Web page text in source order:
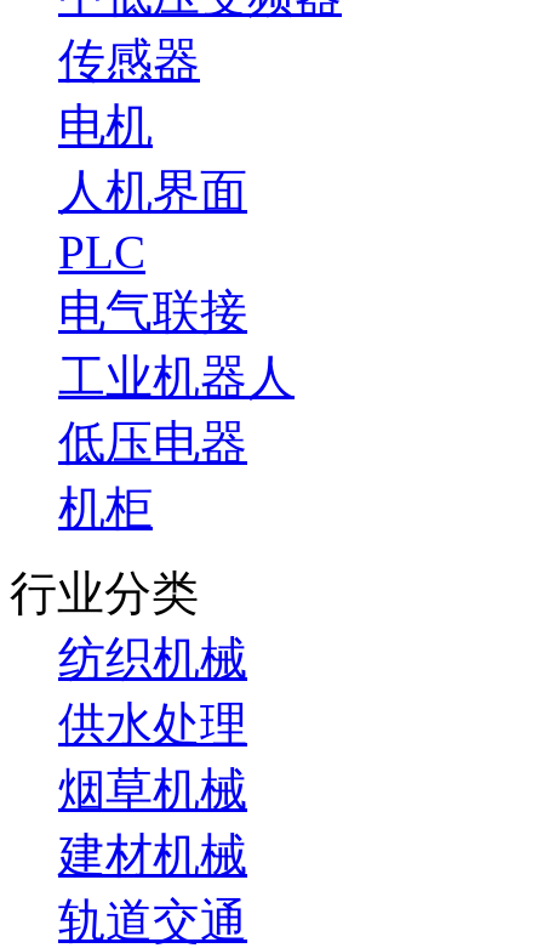
传感器
电机
人机界面
PLC
电气联接
工业机器人
低压电器
机柜
行业分类
纺织机械
供水处理
烟草机械
建材机械
轨道交通